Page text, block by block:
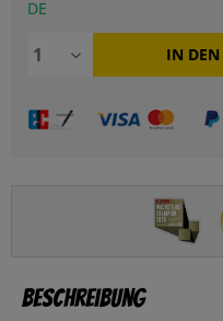
DE
IN DEN
Beschreibung